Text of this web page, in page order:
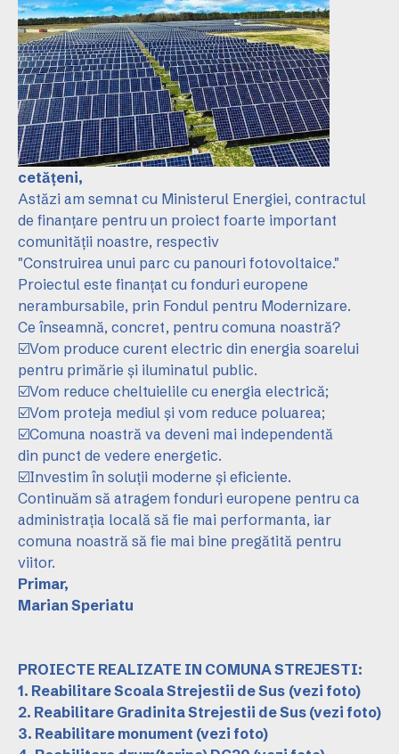
cetățeni,
Astăzi am semnat cu Ministerul Energiei, contractul
de finanțare pentru un proiect foarte important
comunității noastre, respectiv
"Construirea unui parc cu panouri fotovoltaice."
Proiectul este finanțat cu fonduri europene
nerambursabile, prin Fondul pentru Modernizare.
Ce înseamnă, concret, pentru comuna noastră?
☑️Vom produce curent electric din energia soarelui
pentru primărie și iluminatul public.
☑️Vom reduce cheltuielile cu energia electrică;
☑️Vom proteja mediul și vom reduce poluarea;
☑️Comuna noastră va deveni mai independentă
din punct de vedere energetic.
☑️Investim în soluții moderne și eficiente.
Continuăm să atragem fonduri europene pentru ca
administrația locală să fie mai performanta, iar
comuna noastră să fie mai bine pregătită pentru
viitor.
Primar,
Marian Speriatu
PROIECTE REALIZATE IN COMUNA STREJESTI:
1. Reabilitare Scoala Strejestii de Sus (vezi foto)
2. Reabilitare Gradinita Strejestii de Sus (vezi foto)
3. Reabilitare monument (vezi foto)